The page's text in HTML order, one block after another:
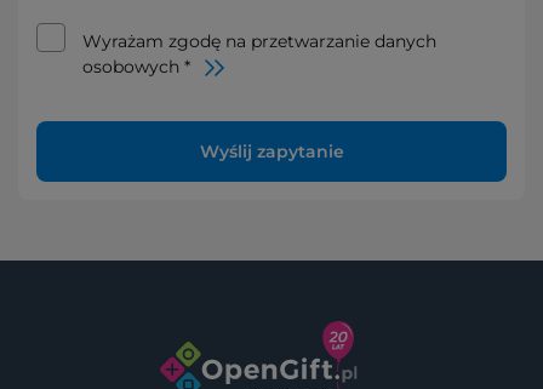
Wyrażam zgodę na przetwarzanie danych
osobowych *
Wyślij zapytanie